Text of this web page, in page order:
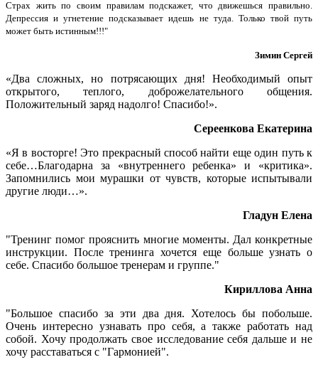
Страх жить по своим правилам подскажет, что движешься правильно.
Депрессия и угнетение подсказывает идешь не туда. Только твой путь
может быть истинным!!!"
Зимин Сергей
«Два сложных, но потрясающих дня! Необходимый опыт
открытого, теплого, доброжелательного общения.
Положительный заряд надолго! Спасибо!».
Сереенкова Екатерина
«Я в восторге! Это прекрасный способ найти еще один путь к
себе…Благодарна за «внутреннего ребенка» и «критика».
Запомнились мои мурашки от чувств, которые испытывали
другие люди…».
Гладун Елена
"Тренинг помог прояснить многие моменты. Дал конкретные
инструкции. После тренинга хочется еще больше узнать о
себе. Спасибо большое тренерам и группе."
Кириллова Анна
"Большое спасибо за эти два дня. Хотелось бы побольше.
Очень интересно узнавать про себя, а также работать над
собой. Хочу продолжать свое исследование себя дальше и не
хочу расставаться с "Гармонией".